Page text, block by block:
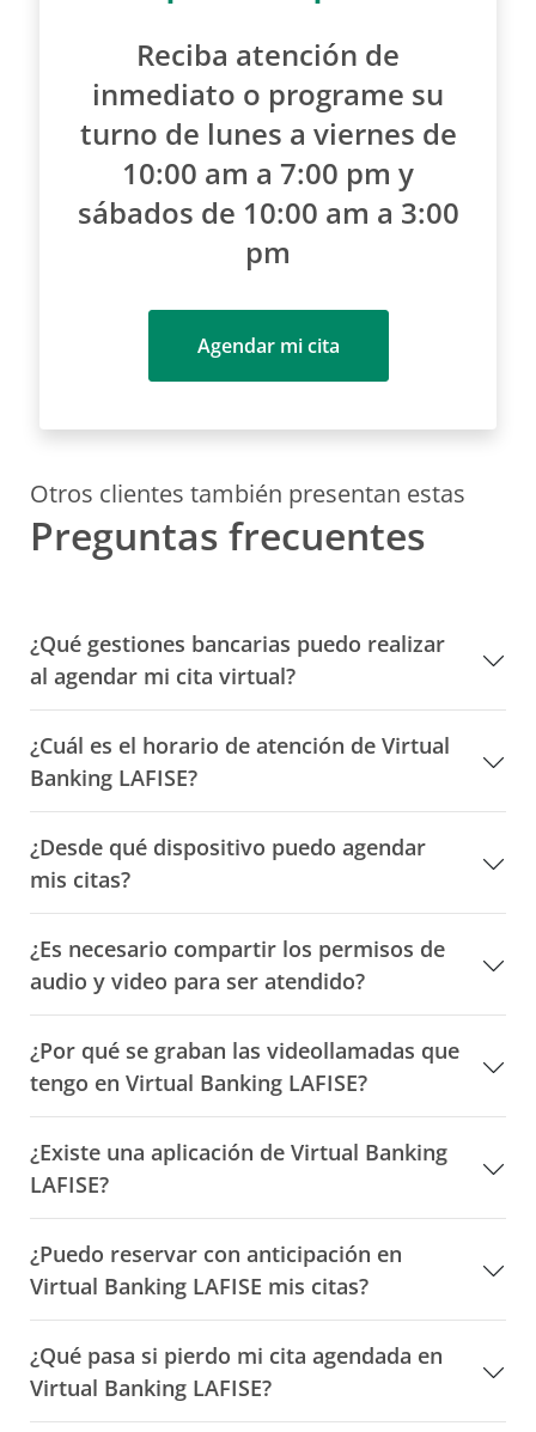
Reciba atención de
inmediato o programe su
turno de lunes a viernes de
10:00 am a 7:00 pm y
sábados de 10:00 am a 3:00
pm
Agendar mi cita
Otros clientes también presentan estas
Preguntas frecuentes
¿Qué gestiones bancarias puedo realizar
al agendar mi cita virtual?
¿Cuál es el horario de atención de Virtual
Banking LAFISE?
¿Desde qué dispositivo puedo agendar
mis citas?
¿Es necesario compartir los permisos de
audio y video para ser atendido?
¿Por qué se graban las videollamadas que
tengo en Virtual Banking LAFISE?
¿Existe una aplicación de Virtual Banking
LAFISE?
¿Puedo reservar con anticipación en
Virtual Banking LAFISE mis citas?
¿Qué pasa si pierdo mi cita agendada en
Virtual Banking LAFISE?